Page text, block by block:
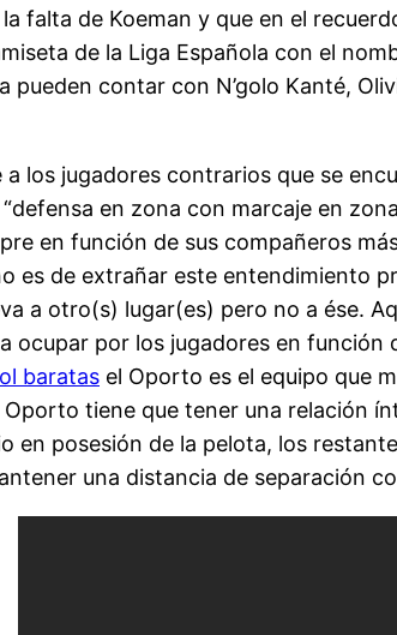
falta de Koeman y que en el
de la Liga Española con el
pueden contar con N’golo Kanté,
los jugadores contrarios que se
en zona con marcaje en
en función de sus compañeros
es de extrañar este entendimiento
a otro(s) lugar(es) pero no a ése.
ocupar por los jugadores en
baratas el Oporto es el equipo que
tiene que tener una relación
en posesión de la pelota, los
una distancia de separación